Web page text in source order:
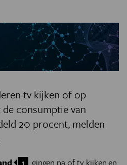
AGENDA
tv kijken of op
consumptie van
20 procent, melden
1
gingen na of tv kijken en